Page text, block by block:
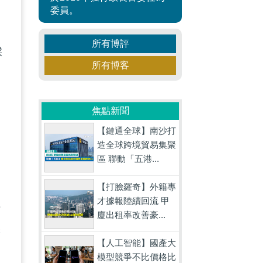
委員。
所有博評
所有博客
焦點新聞
【鏈通全球】南沙打
造全球跨境貿易集聚
區 聯動「五港...
【打臉羅奇】外籍專
才據報陸續回流 甲
廈出租率改善豪...
【人工智能】國產大
模型競爭不比價格比